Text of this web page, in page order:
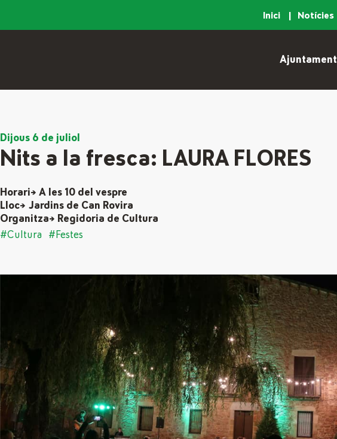
Inici Notícies
Ajuntament
Dijous 6 de juliol
Nits a la fresca: LAURA FLORES
Horari→ A les 10 del vespre
Lloc→ Jardins de Can Rovira
Organitza→ Regidoria de Cultura
#Cultura
#Festes